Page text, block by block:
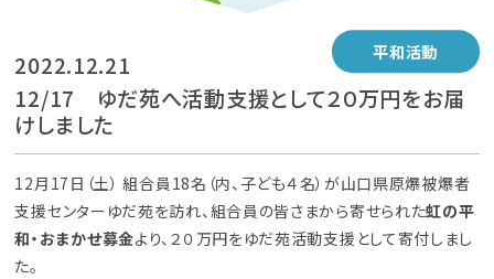
2022.12.21
12/17 ゆだ苑へ活動支援として２０万円をお届
けしました
平和活動
12月17日（土） 組合員18名（内、子ども４名）が山口県原爆被爆者
支援センターゆだ苑を訪れ、組合員の皆さまから寄せられた虹の平
和・おまかせ募金より、２０万円をゆだ苑活動支援として寄付しまし
た。